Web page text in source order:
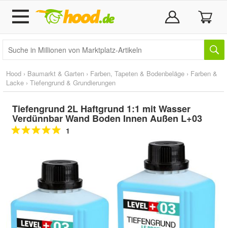
Hood › Baumarkt & Garten › Farben, Tapeten & Bodenbeläge › Farben &
Lacke › Tiefengrund & Grundierungen
Tiefengrund 2L Haftgrund 1:1 mit Wasser
Verdünnbar Wand Boden Innen Außen L+03
1